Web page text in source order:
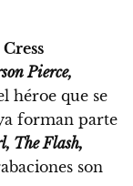
Cress
Pierce,
héroe que se
forman parte
The Flash,
son